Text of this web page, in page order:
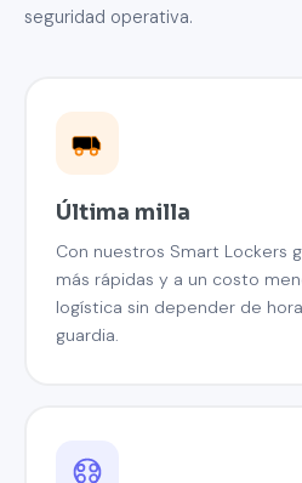
seguridad operativa.
Última milla
Con nuestros Smart Lockers
más rápidas y a un costo
logística sin depender de
guardia.